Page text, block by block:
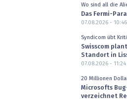
Wo sind all die
Das Fermi-
07.08.2026 - 10:46
Syndicom übt
Swisscom
Standort in
07.08.2026 - 11:24
20 Millionen
Microsofts
verzeichnet